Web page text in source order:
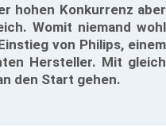
hohen Konkurrenz aber
Womit niemand wohl
von Philips, einem
Hersteller. Mit gleich
den Start gehen.